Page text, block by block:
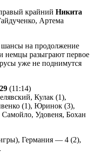
крайний Никита
Артема
на продолжение
немцы разыграют первое
уже не поднимутся
(11:14)
Кулак (1),
(1), Юринок (3),
Удовеня, Бохан
Германия — 4 (2),